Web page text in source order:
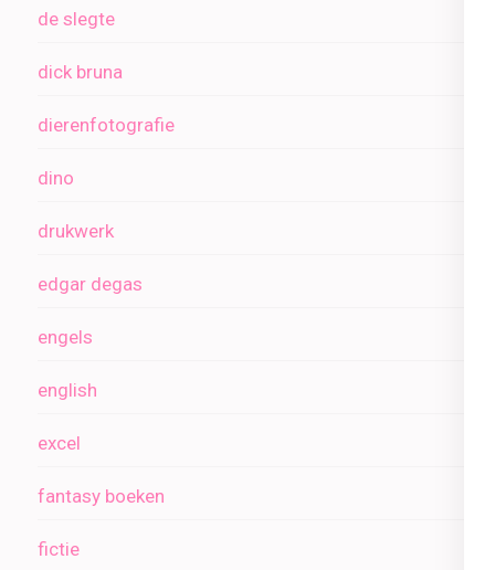
de slegte
dick bruna
dierenfotografie
dino
drukwerk
edgar degas
engels
english
excel
fantasy boeken
fictie